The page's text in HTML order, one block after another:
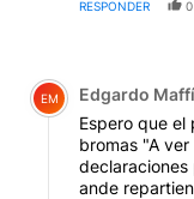
RESPONDER 0
Comentario de
EM Edgardo
Espero que el
bromas "A
declaraciones
ande